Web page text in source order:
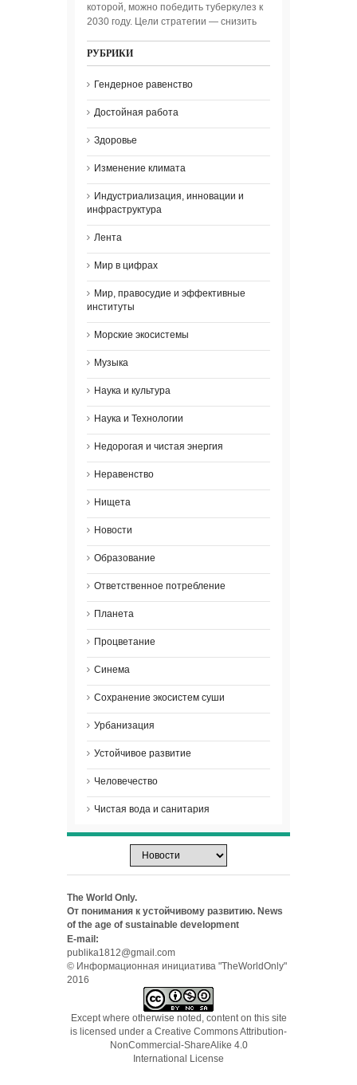
которой, можно победить туберкулез к
2030 году. Цели стратегии — снизить
РУБРИКИ
Гендерное равенство
Достойная работа
Здоровье
Изменение климата
Индустриализация, инновации и
инфраструктура
Лента
Мир в цифрах
Мир, правосудие и эффективные
институты
Морские экосистемы
Музыка
Наука и культура
Наука и Технологии
Недорогая и чистая энергия
Неравенство
Нищета
Новости
Образование
Ответственное потребление
Планета
Процветание
Синема
Сохранение экосистем суши
Урбанизация
Устойчивое развитие
Человечество
Чистая вода и санитария
The World Only.
От понимания к устойчивому развитию. News
of the age of sustainable development
E-mail:
publika1812@gmail.com
© Информационная инициатива "TheWorldOnly"
2016
Except where otherwise noted, content on this site
is licensed under a Creative Commons Attribution-
NonCommercial-ShareAlike 4.0
International License